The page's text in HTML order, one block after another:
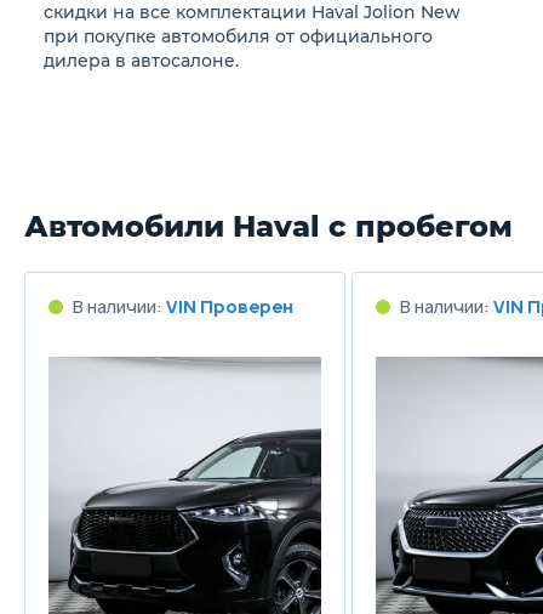
Объем топливного бака
55 л
1874 мм
1581 мм
190 мм
Масса
1420 кг
скидки на все комплектации Haval Jolion New
при покупке автомобиля от официального
дилера в автосалоне.
Автомобили Haval с пробегом
В наличии: VIN Проверен В наличии: VIN